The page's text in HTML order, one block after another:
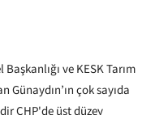
ve KESK Tarım
çok sayıda
CHP'de üst düzey